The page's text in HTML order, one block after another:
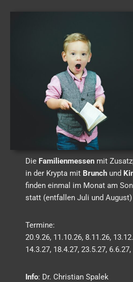
Die Familienmessen mit
in der Krypta mit Brunch und
finden einmal im Monat am
statt (entfallen Juli und August)
Termine:
20.9.26, 11.10.26, 8.11.26,
14.3.27, 18.4.27, 23.5.27, 6.6.27,
Info: Dr. Christian Spalek